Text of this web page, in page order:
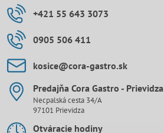
+421 55 643 3073
0905 506 411
kosice​@cora-gastro​.sk
Predajňa Cora Gastro - Prievidza
Necpalská cesta 34/A
97101 Prievidza
Otváracie hodiny